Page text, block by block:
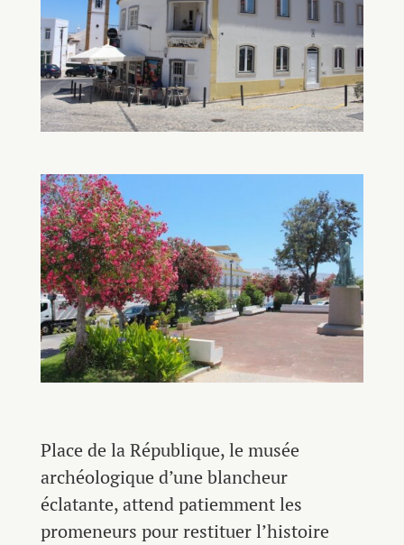
Place de la République, le musée
archéologique d’une blancheur
éclatante, attend patiemment les
promeneurs pour restituer l’histoire